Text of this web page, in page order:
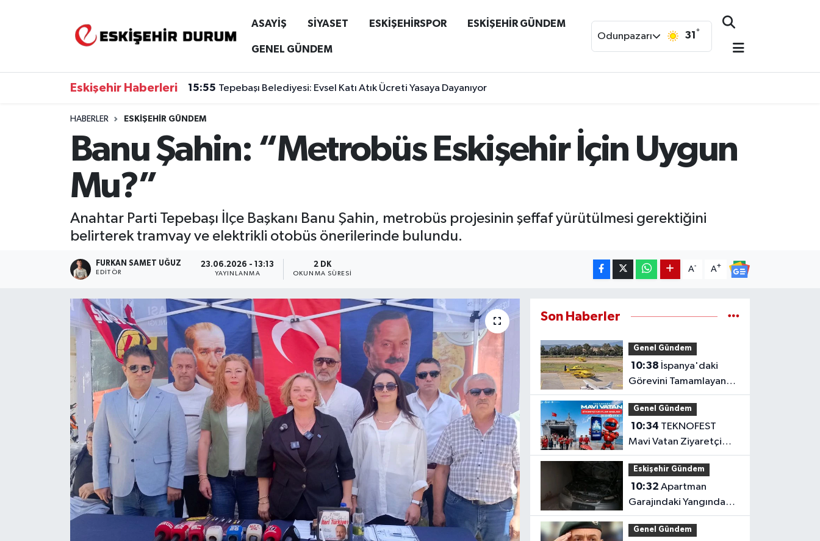
ASAYİŞ SİYASET ESKİŞEHİRSPOR ESKİŞEHİR GÜNDEM
GENEL GÜNDEM
Odunpazarı 31 °
Eskişehir Haberleri 15:55 Tepebaşı Belediyesi: Evsel Katı Atık Ücreti Yasaya Dayanıyor
HABERLER ESKIŞEHIR GÜNDEM
Banu Şahin: “Metrobüs Eskişehir İçin Uygun
Mu?”
Anahtar Parti Tepebaşı İlçe Başkanı Banu Şahin, metrobüs projesinin şeffaf yürütülmesi gerektiğini
belirterek tramvay ve elektrikli otobüs önerilerinde bulundu.
FURKAN SAMET UĞUZ
EDITÖR
23.06.2026 - 13:13
YAYINLANMA
2 DK
OKUNMA SÜRESI
A- A+
Son Haberler
Genel Gündem
10:38
Görevini Tamamlayan
Yangın Uçakları Yurda
Döndü
Genel Gündem
10:34
Mavi Vatan Ziyaretçi
Kayıtları Açıldı: İşte
Detaylar
Eskişehir Gündem
10:32
Garajındaki Yangında
Otomobil Küle Döndü
Genel Gündem
Eskişehir Nöbetçi Eczaneler
Eskişehir Trafik Yoğunluk Haritası
Süper Lig Puan Durumu ve Fikstür
Son Dakika Haberleri
Haber Arşivi